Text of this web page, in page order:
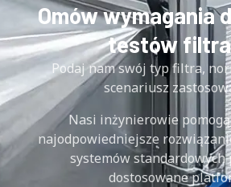
Omów wymagania
testów
Podaj nam swój typ filtra,
scenariusz
Nasi inżynierowie
najodpowiedniejsze
systemów standardowych
dostosowane